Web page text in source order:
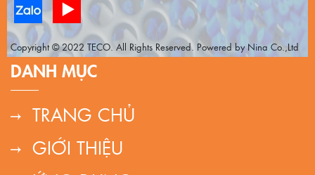
Copyright © 2022 TECO. All Rights Reserved. Powered by Nina Co.,Ltd
DANH MỤC
TRANG CHỦ
GIỚI THIỆU